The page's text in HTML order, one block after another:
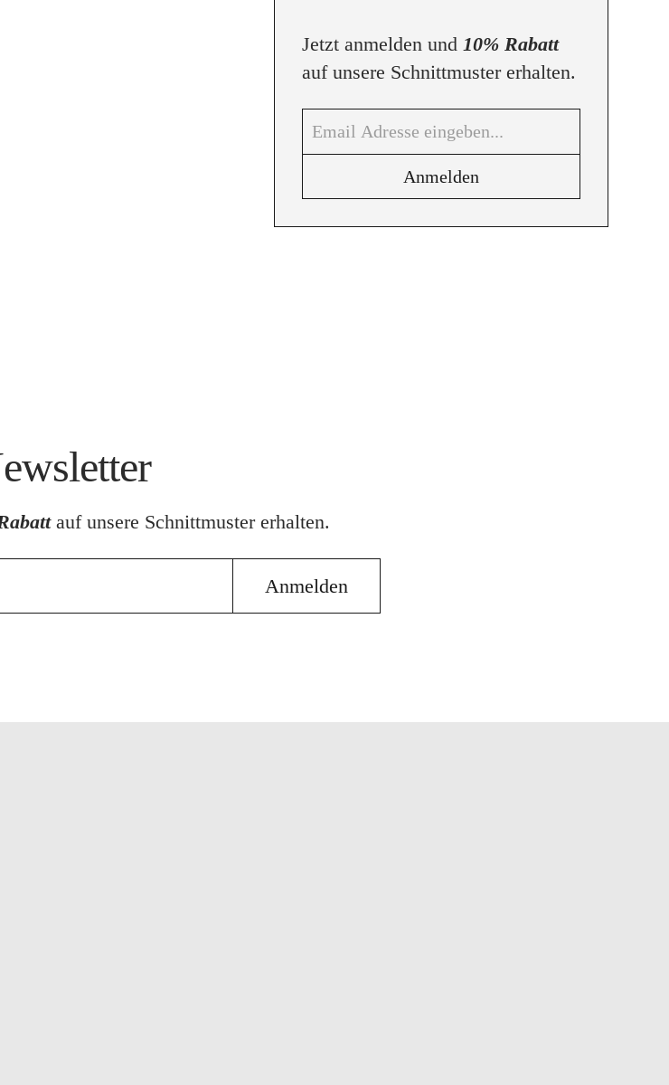
Jetzt anmelden und 10% Rabatt
auf unsere Schnittmuster erhalten.
auf unsere Schnittmuster erhalten.